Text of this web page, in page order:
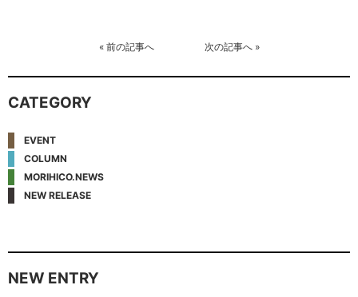
« 前の記事へ 次の記事へ»
CATEGORY
EVENT
COLUMN
MORIHICO.NEWS
NEW RELEASE
NEW ENTRY